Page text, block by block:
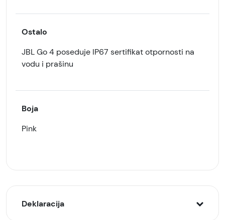
Ostalo
JBL Go 4 poseduje IP67 sertifikat otpornosti na
vodu i prašinu
Boja
Pink
Deklaracija